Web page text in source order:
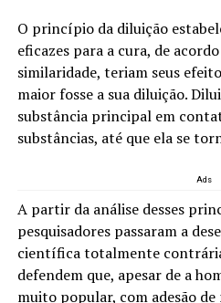
O princípio da diluição
eficazes para a cura, de
similaridade, teriam seus
maior fosse a sua diluição.
substância principal em
substâncias, até que ela se
Ads
A partir da análise desses
pesquisadores passaram a
científica totalmente
defendem que, apesar de a
muito popular, com adesão